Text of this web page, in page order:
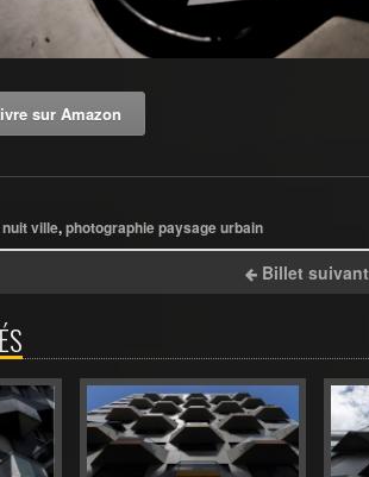
sur Amazon
ville,photographie paysage urbain
Billet suivant